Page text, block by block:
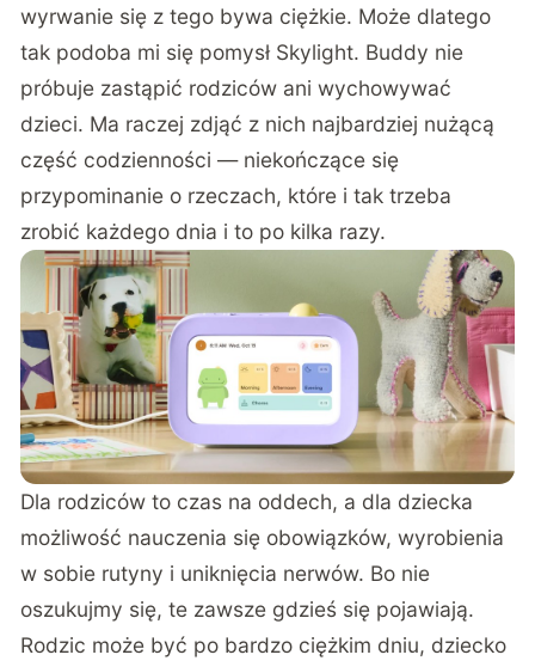
wyrwanie się z tego bywa ciężkie. Może dlatego
tak podoba mi się pomysł Skylight. Buddy nie
próbuje zastąpić rodziców ani wychowywać
dzieci. Ma raczej zdjąć z nich najbardziej nużącą
część codzienności — niekończące się
przypominanie o rzeczach, które i tak trzeba
zrobić każdego dnia i to po kilka razy.
Dla rodziców to czas na oddech, a dla dziecka
możliwość nauczenia się obowiązków, wyrobienia
w sobie rutyny i uniknięcia nerwów. Bo nie
oszukujmy się, te zawsze gdzieś się pojawiają.
Rodzic może być po bardzo ciężkim dniu, dziecko